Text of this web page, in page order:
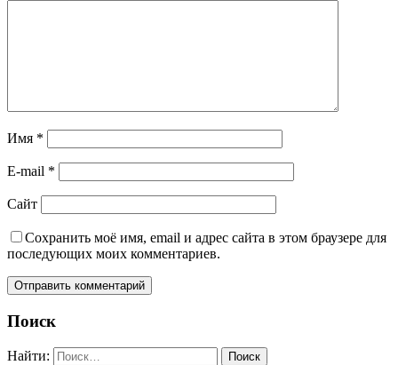
Имя *
E-mail *
Сайт
Сохранить моё имя, email и адрес сайта в этом браузере для
последующих моих комментариев.
Поиск
Найти: